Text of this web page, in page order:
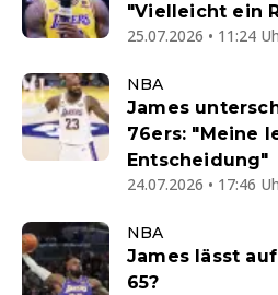
"Vielleicht ein
25.07.2026 • 11:24
NBA
James
76ers: "Meine
Entscheidung"
24.07.2026 • 17:46
NBA
James lässt
65?